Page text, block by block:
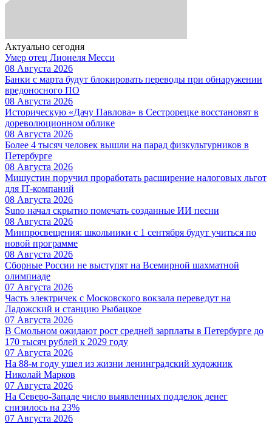
Актуально сегодня
Умер отец Лионеля Месси
08 Августа 2026
Банки с марта будут блокировать переводы при обнаружении
вредоносного ПО
08 Августа 2026
Историческую «Дачу Павлова» в Сестрорецке восстановят в
дореволюционном облике
08 Августа 2026
Более 4 тысяч человек вышли на парад физкультурников в
Петербурге
08 Августа 2026
Мишустин поручил проработать расширение налоговых льгот
для IT-компаний
08 Августа 2026
Suno начал скрытно помечать созданные ИИ песни
08 Августа 2026
Минпросвещения: школьники с 1 сентября будут учиться по
новой программе
08 Августа 2026
Сборные России не выступят на Всемирной шахматной
олимпиаде
07 Августа 2026
Часть электричек с Московского вокзала переведут на
Ладожский и станцию Рыбацкое
07 Августа 2026
В Смольном ожидают рост средней зарплаты в Петербурге до
170 тысяч рублей к 2029 году
07 Августа 2026
На 88-м году ушел из жизни ленинградский художник
Николай Марков
07 Августа 2026
На Северо-Западе число выявленных подделок денег
снизилось на 23%
07 Августа 2026